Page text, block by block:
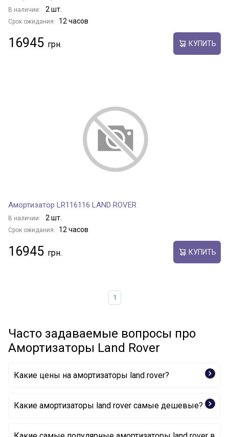
В наличии: 2 шт.
Срок ожидания: 12 часов
16945 КУПИТЬ
Амортизатор LR116116 LAND ROVER
В наличии: 2 шт.
Срок ожидания: 12 часов
16945 КУПИТЬ
1
Часто задаваемые вопросы про
Амортизаторы Land Rover
Какие цены на амортизаторы land rover?
Какие амортизаторы land rover самые дешевые?